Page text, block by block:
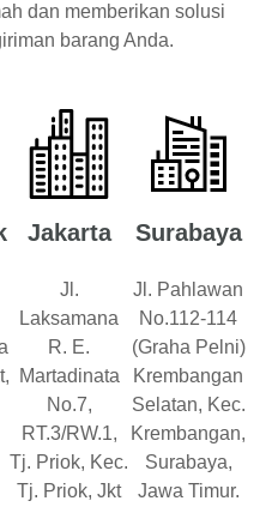
dan memberikan solusi
barang Anda.
Jakarta
Jl.
Laksamana
R. E.
Martadinata
No.7,
RT.3/RW.1,
Tj. Priok, Kec.
Tj. Priok, Jkt
Surabaya
Jl. Pahlawan
No.112-114
(Graha Pelni)
Krembangan
Selatan, Kec.
Krembangan,
Surabaya,
Jawa Timur.